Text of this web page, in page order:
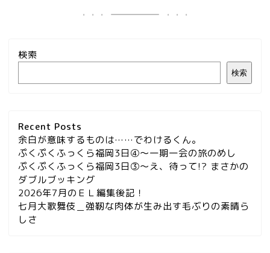
検索
検索
Recent Posts
余白が意味するものは……でわけるくん。
ぷくぷくふっくら福岡3日④～一期一会の旅のめし
ぷくぷくふっくら福岡3日③～え、待って!? まさかの
ダブルブッキング
2026年7月のＥＬ編集後記！
七月大歌舞伎＿強靭な肉体が生み出す毛ぶりの素晴ら
しさ